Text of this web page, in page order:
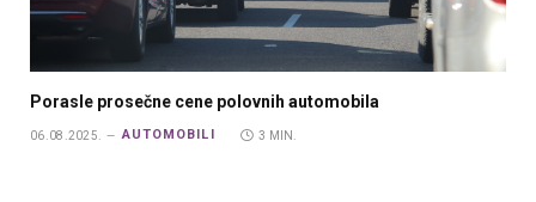
Porasle prosečne cene polovnih automobila
06.08.2025. AUTOMOBILI 3 MIN.